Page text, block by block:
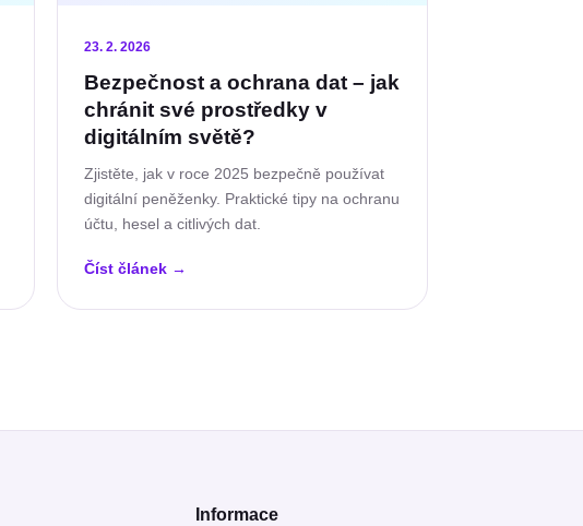
23. 2. 2026
Bezpečnost a ochrana dat – jak
chránit své prostředky v
digitálním světě?
Zjistěte, jak v roce 2025 bezpečně používat
digitální peněženky. Praktické tipy na ochranu
účtu, hesel a citlivých dat.
Číst článek →
Informace